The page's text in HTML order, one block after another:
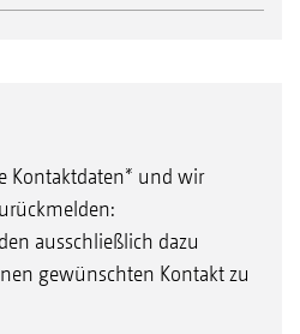
Kontaktdaten* und wir
ausschließlich dazu
gewünschten Kontakt zu